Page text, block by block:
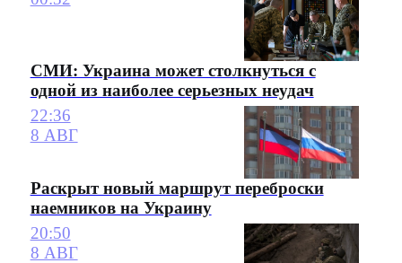
СМИ: Украина может столкнуться с
одной из наиболее серьезных неудач
22:36
8 АВГ
Раскрыт новый маршрут переброски
наемников на Украину
20:50
8 АВГ